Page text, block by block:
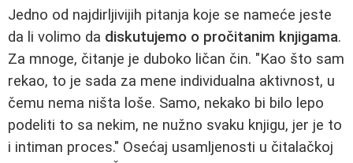
Jedno od najdirljivijih pitanja koje se nameće jeste
da li volimo da diskutujemo o pročitanim knjigama.
Za mnoge, čitanje je duboko ličan čin. "Kao što sam
rekao, to je sada za mene individualna aktivnost, u
čemu nema ništa loše. Samo, nekako bi bilo lepo
podeliti to sa nekim, ne nužno svaku knjigu, jer je to
i intiman proces." Osećaj usamljenosti u čitalačkoj